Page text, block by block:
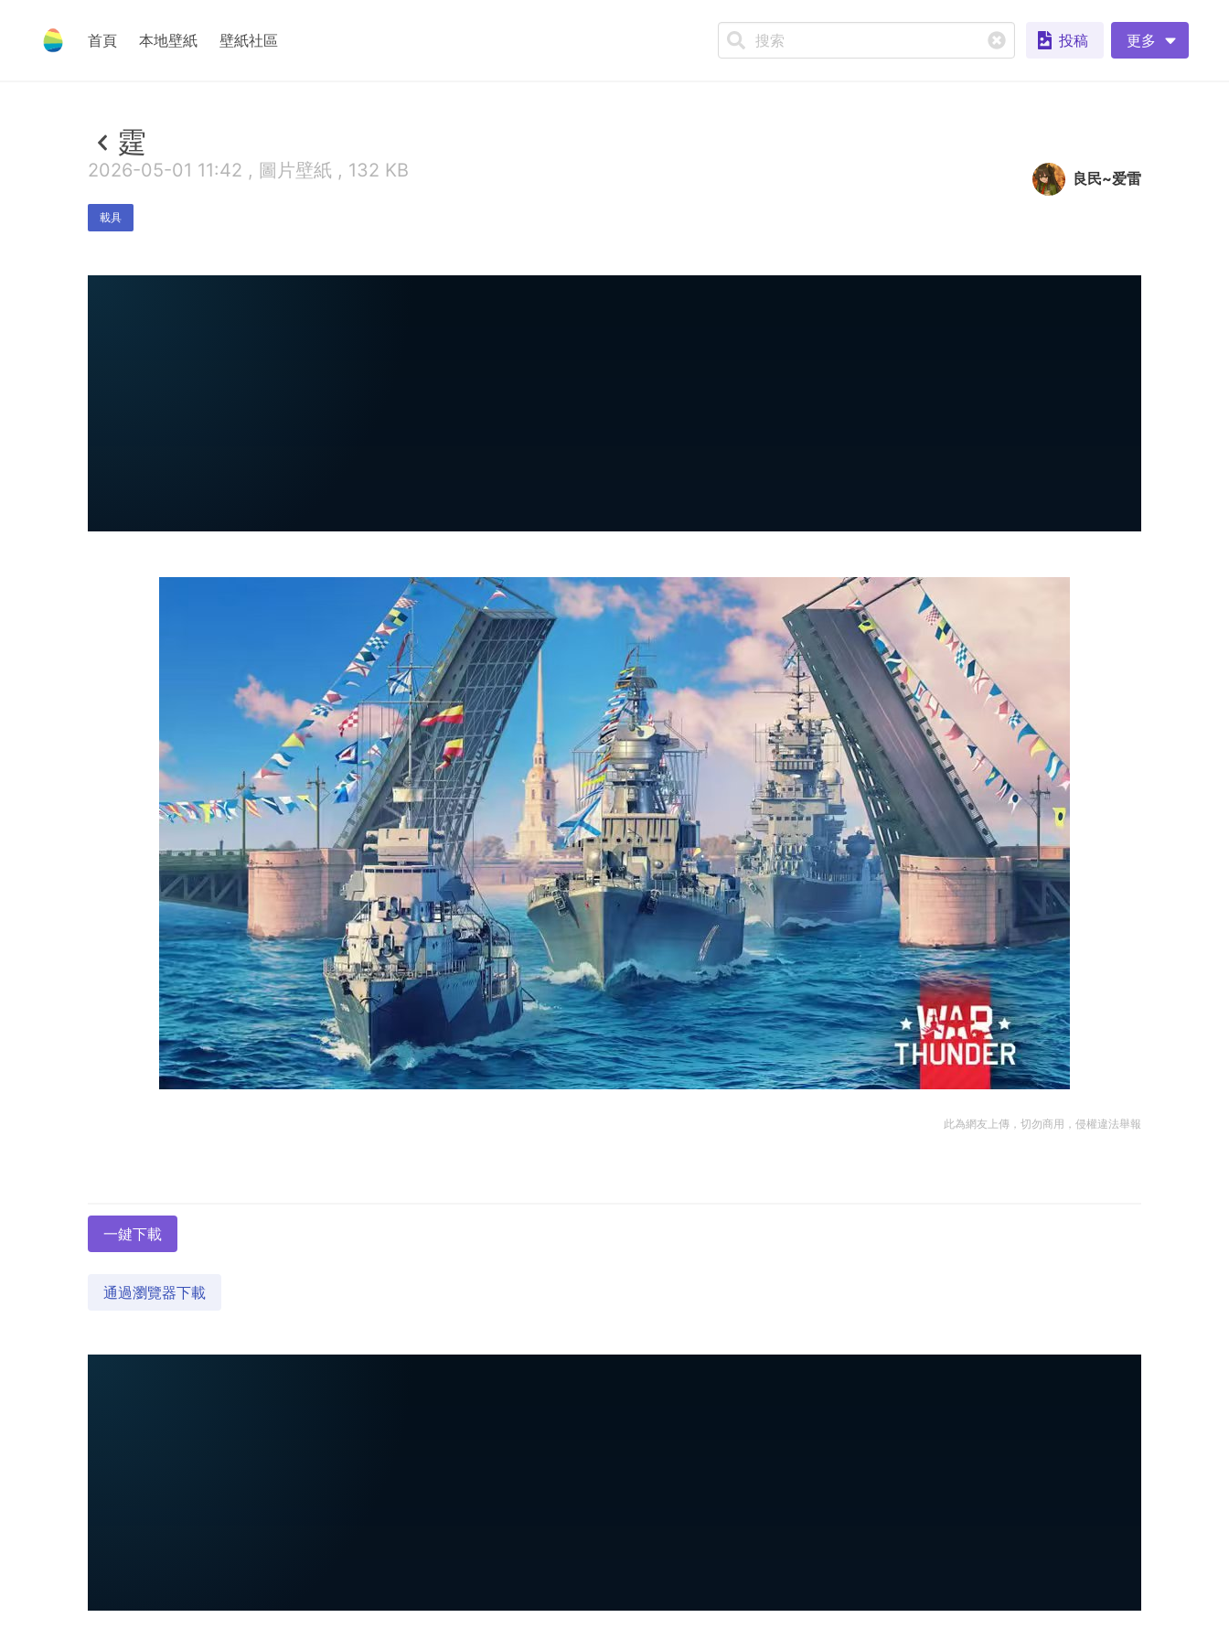
首頁 本地壁紙 壁紙社區 投稿 更多
霆
2026-05-01 11:42 , 圖片壁紙 , 132 KB
載具
良民~爱雷
此為網友上傳，切勿商用，侵權違法舉報
一鍵下載
通過瀏覽器下載